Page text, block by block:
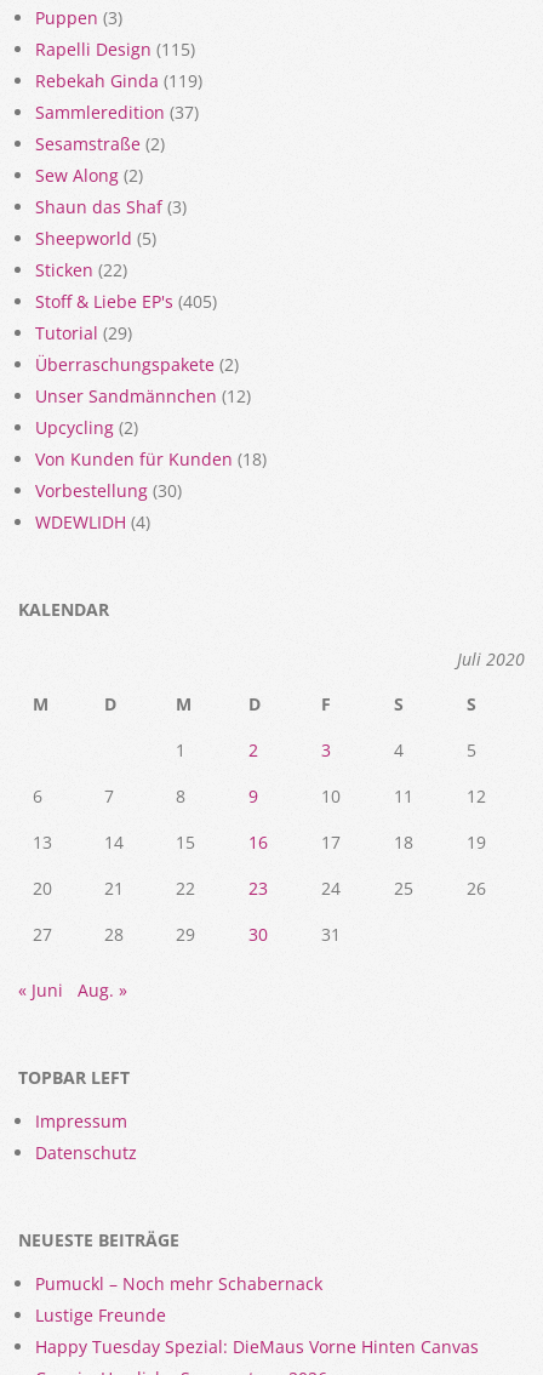
Puppen (3)
Rapelli Design (115)
Rebekah Ginda (119)
Sammleredition (37)
Sesamstraße (2)
Sew Along (2)
Shaun das Shaf(3)
Sheepworld (5)
Sticken (22)
Stoff & Liebe EP's (405)
Tutorial (29)
Überraschungspakete (2)
Unser Sandmännchen (12)
Upcycling (2)
Von Kunden für Kunden (18)
Vorbestellung (30)
WDEWLIDH (4)
KALENDAR
Juli 2020
M
D M D F S
S
1
2 3 4
5
6
7 8 9 10 11
12
13
14 15 16 17 18
19
20
21 22 23 24 25
26
27
28 29 30 31
« Juni Aug. »
TOPBAR LEFT
Impressum
Datenschutz
NEUESTE BEITRÄGE
Pumuckl – Noch mehr Schabernack
Lustige Freunde
Happy Tuesday Spezial: DieMaus Vorne Hinten Canvas